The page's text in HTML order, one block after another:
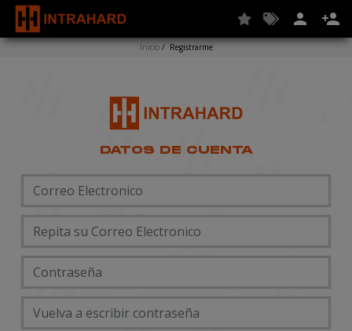
person person_add
Inicio/ Registrarme
DATOS DE CUENTA